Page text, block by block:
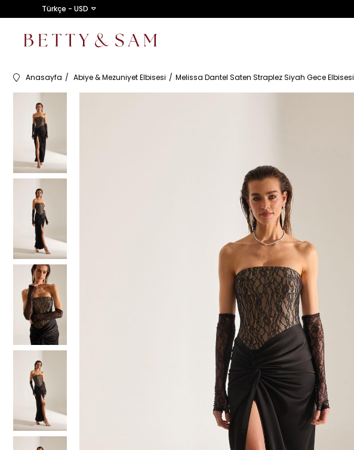
Türkçe - USD
Anasayfa Abiye & Mezuniyet Elbisesi Melissa Dantel Saten Straplez Siyah Gece Elbisesi